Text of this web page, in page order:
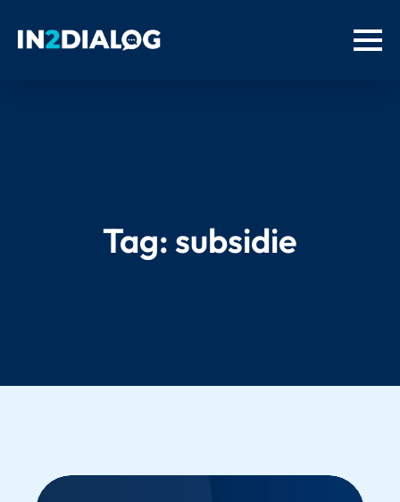
Tag:subsidie